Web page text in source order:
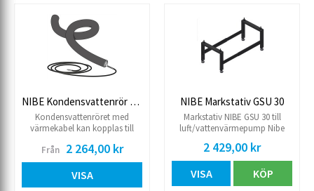
NIBE Kondensvattenrör KVR11
Kondensvattenröret med
värmekabel kan kopplas till
luft/vatten ) S2125 och F2120
Värmekabeln startar
automatiskt vid en
Från 2 264,00 kr
VISA
NIBE Markstativ GSU 30
Markstativ NIBE GSU 30 till
luft/vattenvärmepump Nibe
2 429,00 kr
VISA KÖP